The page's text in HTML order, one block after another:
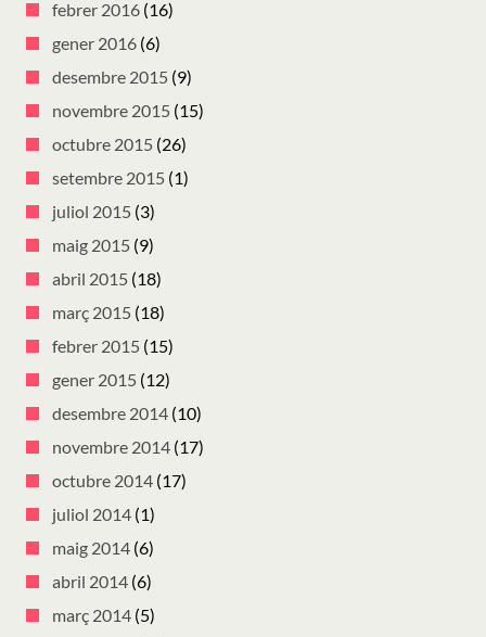
febrer 2016 (16)
gener 2016 (6)
desembre 2015 (9)
novembre 2015 (15)
octubre 2015 (26)
setembre 2015 (1)
juliol 2015 (3)
maig 2015 (9)
abril 2015 (18)
març 2015 (18)
febrer 2015 (15)
gener 2015 (12)
desembre 2014 (10)
novembre 2014 (17)
octubre 2014 (17)
juliol 2014 (1)
maig 2014 (6)
abril 2014 (6)
març 2014 (5)